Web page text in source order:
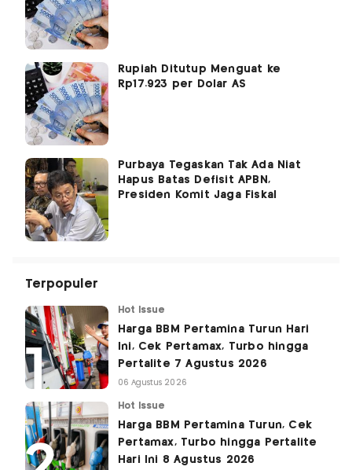
Rupiah Ditutup Menguat ke
Rp17.923 per Dolar AS
Purbaya Tegaskan Tak Ada Niat
Hapus Batas Defisit APBN,
Presiden Komit Jaga Fiskal
Terpopuler
Hot Issue
Harga BBM Pertamina Turun Hari
Ini, Cek Pertamax, Turbo hingga
Pertalite 7 Agustus 2026
06 Agustus 2026
Hot Issue
Harga BBM Pertamina Turun, Cek
Pertamax, Turbo hingga Pertalite
Hari Ini 8 Agustus 2026